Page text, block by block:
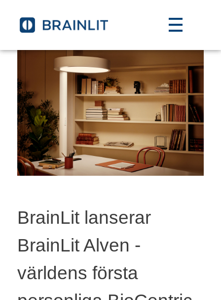
BrainLit lanserar
BrainLit Alven -
världens första